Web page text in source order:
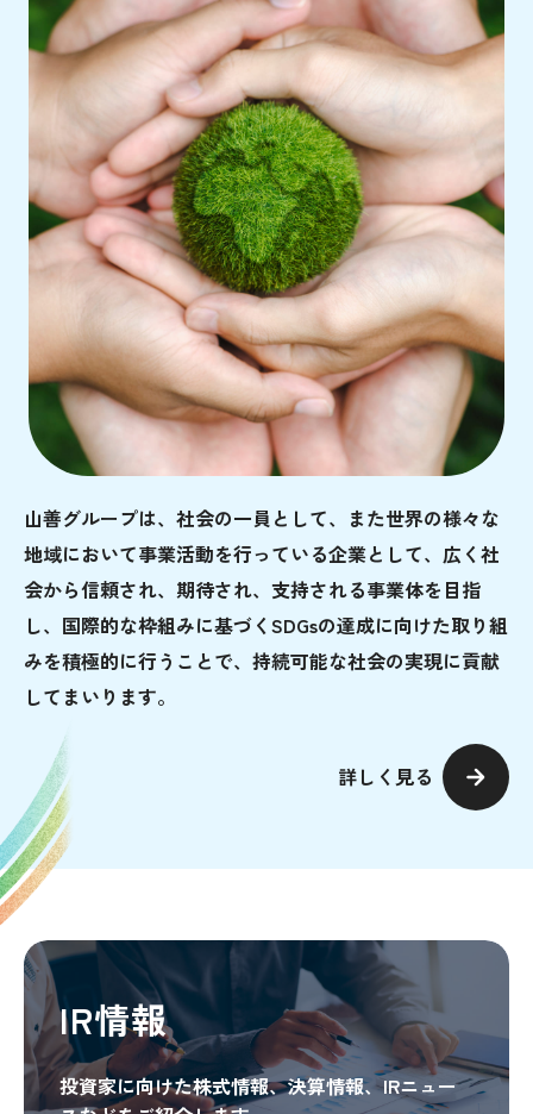
山善グループは、社会の一員として、また世界の様々な
地域において事業活動を行っている企業として、広く社
会から信頼され、期待され、支持される事業体を目指
し、国際的な枠組みに基づくSDGsの達成に向けた取り組
みを積極的に行うことで、持続可能な社会の実現に貢献
してまいります。
詳しく見る
IR情報
投資家に向けた株式情報、決算情報、IRニュー